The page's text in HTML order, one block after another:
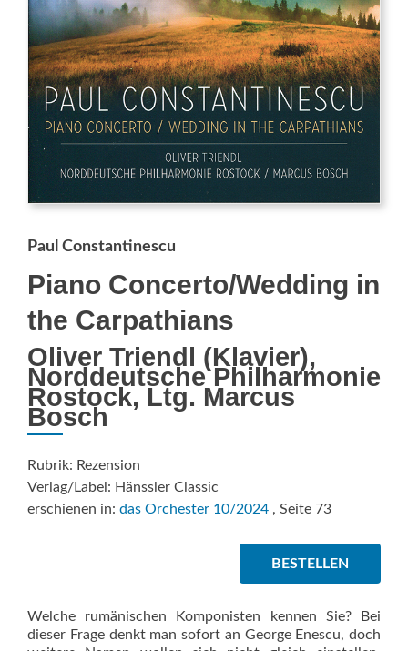
Paul Constantinescu
Piano Concerto/Wedding in
the Carpathians
Oliver Triendl (Klavier),
Norddeutsche Philharmonie
Rostock, Ltg. Marcus
Bosch
Rubrik: Rezension
Verlag/Label: Hänssler Classic
erschienen in: das Orchester 10/2024 , Seite 73
BESTELLEN
Welche rumänischen Komponisten kennen Sie? Bei
dieser Frage denkt man sofort an George Enescu, doch